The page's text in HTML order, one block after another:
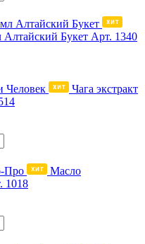
Букет Арт. 1340
Чага экстракт
Масло
1018